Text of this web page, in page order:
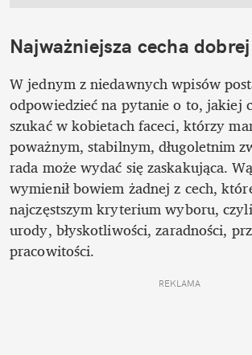
Najważniejsza cecha
W jednym z niedawnych wpisów
odpowiedzieć na pytanie o to, jakiej
szukać w kobietach faceci, którzy
poważnym, stabilnym, długoletnim
rada może wydać się zaskakująca.
wymienił bowiem żadnej z cech,
najczęstszym kryterium wyboru,
urody, błyskotliwości, zaradności,
pracowitości.
REKLAMA